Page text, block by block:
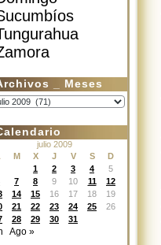
_ Meses
julio 2009
M X J V S
D
1
2 3 4
5
7 8 9 10 11
12
14 15 16 17 18
19
21 22 23 24 25
26
28 29 30 31
Ago »